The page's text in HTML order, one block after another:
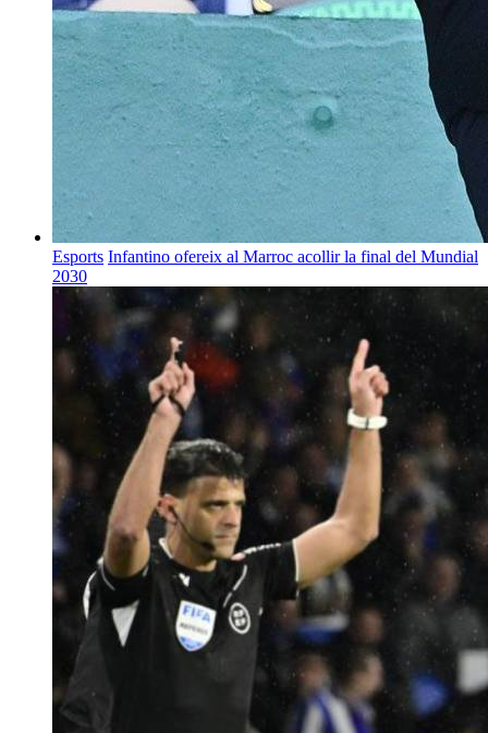
Esports Infantino ofereix al Marroc acollir la final del Mundial
2030